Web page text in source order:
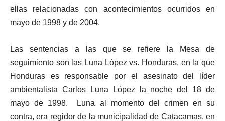
ellas relacionadas con acontecimientos ocurridos en
mayo de 1998 y de 2004.
Las sentencias a las que se refiere la Mesa de
seguimiento son las Luna López vs. Honduras, en la que
Honduras es responsable por el asesinato del líder
ambientalista Carlos Luna López la noche del 18 de
mayo de 1998. Luna al momento del crimen en su
contra, era regidor de la municipalidad de Catacamas, en